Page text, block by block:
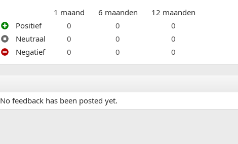
1 maand 6 maanden
12 maanden
Positief
0 0
0
Neutraal
0 0
0
Negatief
0 0 0
No feedback has been posted yet.